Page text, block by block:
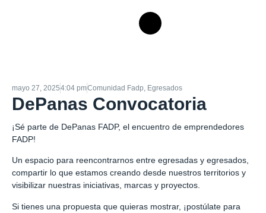
mayo 27, 20254:04 pmComunidad Fadp, Egresados
DePanas Convocatoria
¡Sé parte de DePanas FADP, el encuentro de emprendedores
FADP!
Un espacio para reencontrarnos entre egresadas y egresados,
compartir lo que estamos creando desde nuestros territorios y
visibilizar nuestras iniciativas, marcas y proyectos.
Si tienes una propuesta que quieras mostrar, ¡postúlate para